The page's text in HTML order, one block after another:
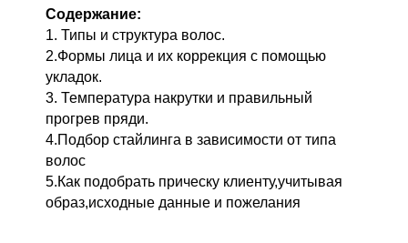
Содержание:
1. Типы и структура волос.
2.Формы лица и их коррекция с помощью
укладок.
3. Температура накрутки и правильный
прогрев пряди.
4.Подбор стайлинга в зависимости от типа
волос
5.Как подобрать прическу клиенту,учитывая
образ,исходные данные и пожелания